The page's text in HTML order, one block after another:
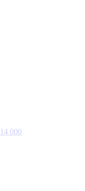
14 000